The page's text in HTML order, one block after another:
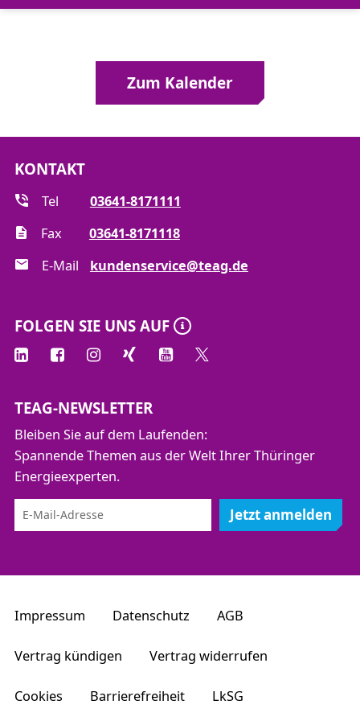
Zum Kalender
KONTAKT
Tel
03641-8171111
Fax
03641-8171118
E-Mail
kundenservice@teag.de
FOLGEN SIE UNS AUF
TEAG-NEWSLETTER
Bleiben Sie auf dem Laufenden:
Spannende Themen aus der Welt Ihrer Thüringer
Energieexperten.
Jetzt anmelden
Impressum Datenschutz AGB
Vertrag kündigen Vertrag widerrufen
Cookies Barrierefreiheit LkSG